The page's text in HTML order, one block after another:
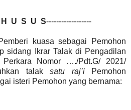
H U S U S------------------
kuasa sebagai Pemohon
sidang Ikrar Talak di Pengadilan
Nomor …./Pdt.G/ 2021/
talak satu raj’i
Pemohon
isteri Pemohon yang bernama: